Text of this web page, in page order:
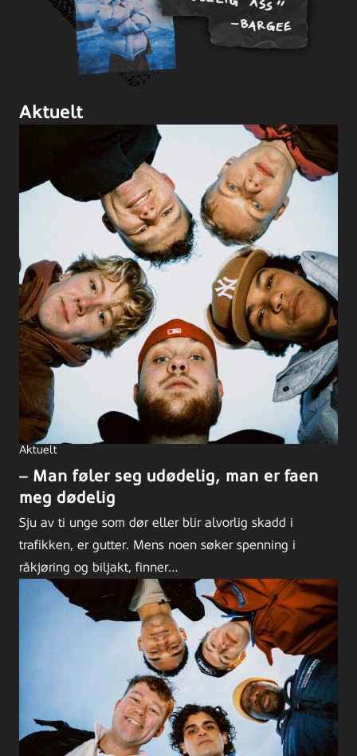
Aktuelt
Aktuelt
– Man føler seg udødelig, man er faen
meg dødelig
Sju av ti unge som dør eller blir alvorlig skadd i
trafikken, er gutter. Mens noen søker spenning i
råkjøring og biljakt, finner…